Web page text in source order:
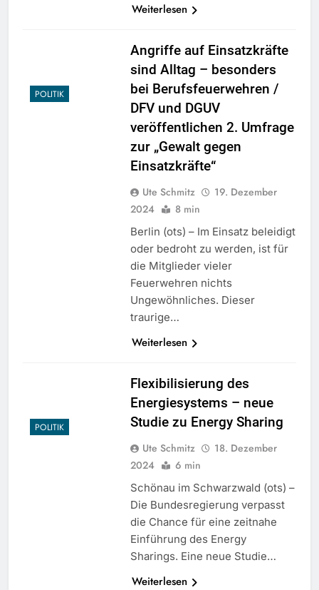
Weiterlesen
POLITIK
Angriffe auf Einsatzkräfte
sind Alltag – besonders
bei Berufsfeuerwehren /
DFV und DGUV
veröffentlichen 2. Umfrage
zur „Gewalt gegen
Einsatzkräfte“
Ute Schmitz
19. Dezember
2024
8 min
Berlin (ots) – Im Einsatz beleidigt
oder bedroht zu werden, ist für
die Mitglieder vieler
Feuerwehren nichts
Ungewöhnliches. Dieser
traurige…
Weiterlesen
POLITIK
Flexibilisierung des
Energiesystems – neue
Studie zu Energy Sharing
Ute Schmitz
18. Dezember
2024
6 min
Schönau im Schwarzwald (ots) –
Die Bundesregierung verpasst
die Chance für eine zeitnahe
Einführung des Energy
Sharings. Eine neue Studie…
Weiterlesen